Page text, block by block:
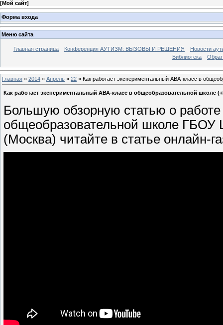
[Мой сайт]
Форма входа
Меню сайта
Главная страница Конференция АУТИЗМ: ВЫЗОВЫ И РЕШЕНИЯ
Новости
Библиотека
Главная » 2014 » Апрель » 22 » Как работает экспериментальный АВА-класс в
Как работает экспериментальный АВА-класс в общеобразовательной школе
Большую обзорную статью о
общеобразовательной школе
(Москва) читайте в статье онлайн-